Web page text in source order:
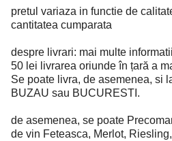
pretul variaza in functie de
cantitatea cumparata
despre livrari: mai multe
50 lei livrarea oriunde în țară a
Se poate livra, de asemenea, si
BUZAU sau BUCURESTI.
de asemenea, se poate
de vin Feteasca, Merlot,